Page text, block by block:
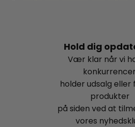
Hold dig
Vær klar når vi
holder udsalg eller
produkter
på siden ved at
vores